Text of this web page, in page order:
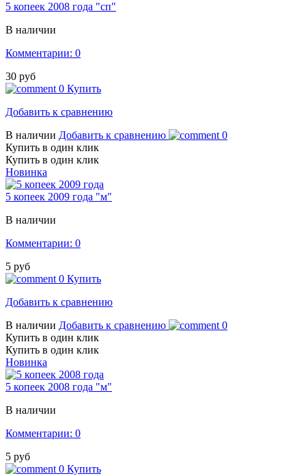
5 копеек 2008 года "сп"
В наличии
Комментарии: 0
30 руб
0 Купить
Добавить к сравнению
В наличии Добавить к сравнению
0
Купить в один клик
Купить в один клик
Новинка
5 копеек 2009 года "м"
В наличии
Комментарии: 0
5 руб
0 Купить
Добавить к сравнению
В наличии Добавить к сравнению
0
Купить в один клик
Купить в один клик
Новинка
5 копеек 2008 года "м"
В наличии
Комментарии: 0
5 руб
0 Купить